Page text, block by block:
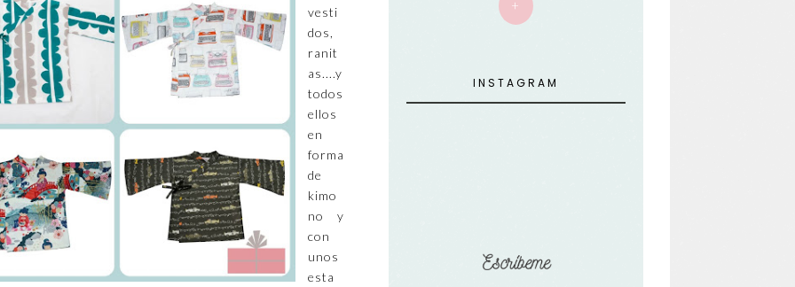
vesti
dos,
ranit
as....y
todos
ellos
en
forma
de
kimo
no y
con
unos
esta
+
INSTAGRAM